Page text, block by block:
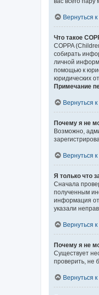
Вернуться
Что такое
COPPA
собирать
личной
помощью к
юридических
Примечание
Вернуться
Почему я не
Возможно,
Вернуться
Я только что
Сначала
полученным
информация
указали
Вернуться
Почему я не
Существует
проверить, не
Вернуться